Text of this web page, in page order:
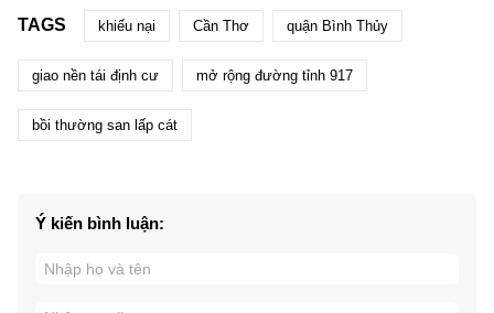
TAGS khiếu nại Cần Thơ quận Bình Thủy
giao nền tái định cư mở rộng đường tỉnh 917
bồi thường san lấp cát
Ý kiến bình luận: